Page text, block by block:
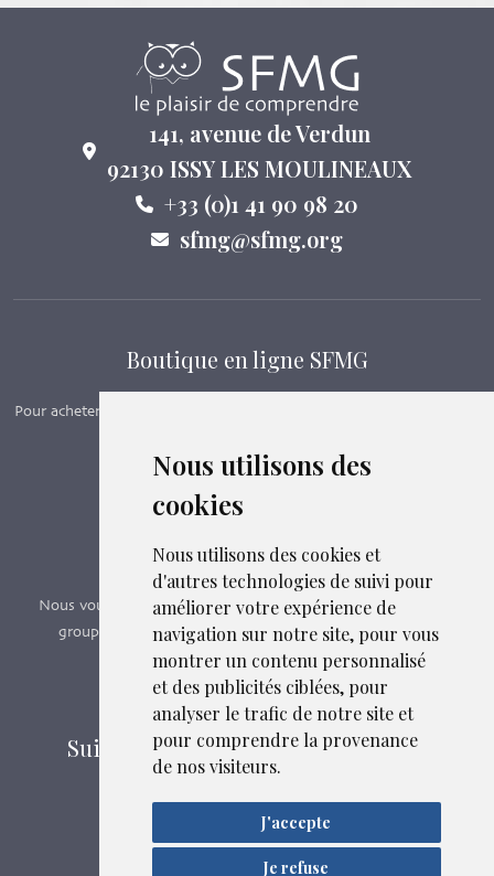
Nous utilisons des
cookies
Nous utilisons des cookies et
d'autres technologies de suivi pour
améliorer votre expérience de
navigation sur notre site, pour vous
montrer un contenu personnalisé
et des publicités ciblées, pour
analyser le trafic de notre site et
pour comprendre la provenance
de nos visiteurs.
J'accepte
Je refuse
141, avenue de Verdun
92130 ISSY LES MOULINEAUX
+33 (0)1 41 90 98 20
sfmg@sfmg.org
Boutique en ligne SFMG
Pour acheter nos manuels, adhérer et payer ses cotisations en ligne,
Boutique en ligne
Formations SFMG
Nous vous proposons des formations e-learning, présentiels,
groupes de pairs - Certificat QUALIOPI n° 2020/89171.3
Découvrir nos formations
Suivez-nous sur les réseaux sociaux
Mentions légales
Confidentialité